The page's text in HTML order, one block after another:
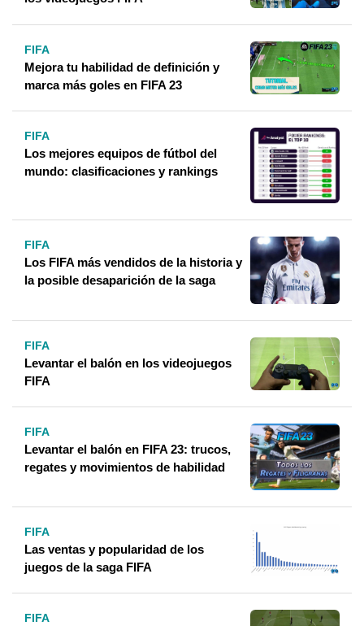
FIFA
Mejora tu habilidad de definición y
marca más goles en FIFA 23
FIFA
Los mejores equipos de fútbol del
mundo: clasificaciones y rankings
FIFA
Los FIFA más vendidos de la historia y
la posible desaparición de la saga
FIFA
Levantar el balón en los videojuegos
FIFA
FIFA
Levantar el balón en FIFA 23: trucos,
regates y movimientos de habilidad
FIFA
Las ventas y popularidad de los
juegos de la saga FIFA
FIFA